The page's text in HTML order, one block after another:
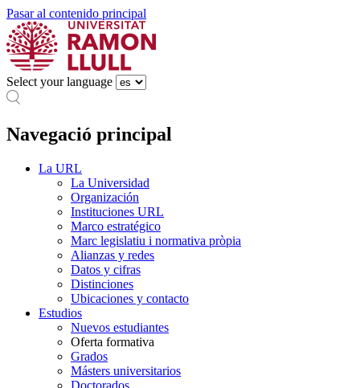
Pasar al contenido principal
Select your language
Navegació principal
La URL
La Universidad
Organización
Instituciones URL
Marco estratégico
Marc legislatiu i normativa pròpia
Alianzas y redes
Datos y cifras
Distinciones
Ubicaciones y contacto
Estudios
Nuevos estudiantes
Oferta formativa
Grados
Másters universitarios
Doctorados